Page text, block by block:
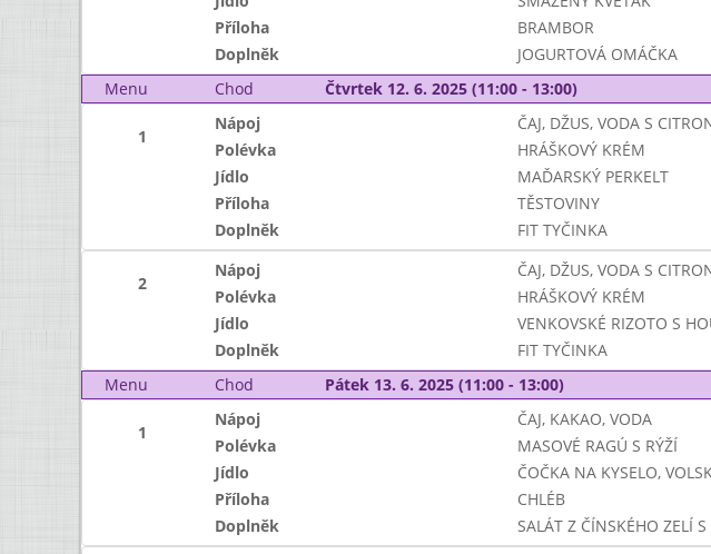
Příloha
BRAMBOR
Doplněk
JOGURTOVÁ OMÁČKA
Menu
Chod Čtvrtek 12. 6. 2025 (11:00 - 13:00)
1
Nápoj
ČAJ, DŽUS, VODA S
Polévka
HRÁŠKOVÝ KRÉM
Jídlo
MAĎARSKÝ PERKELT
Příloha
TĚSTOVINY
Doplněk
FIT TYČINKA
2
Nápoj
ČAJ, DŽUS, VODA S
Polévka
HRÁŠKOVÝ KRÉM
Jídlo
VENKOVSKÉ RIZOTO S
Doplněk
FIT TYČINKA
Menu
Chod Pátek 13. 6. 2025 (11:00 - 13:00)
1
Nápoj ČAJ, KAKAO, VODA
Polévka
MASOVÉ RAGÚ S RÝŽÍ
Jídlo
ČOČKA NA KYSELO,
Příloha
CHLÉB
Doplněk
SALÁT Z ČÍNSKÉHO ZELÍ S